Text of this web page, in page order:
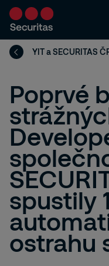
Poprvé
spustily
ostrahu